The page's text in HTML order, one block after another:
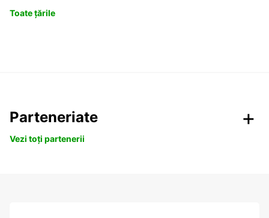
Toate țările
Parteneriate
Vezi toți partenerii